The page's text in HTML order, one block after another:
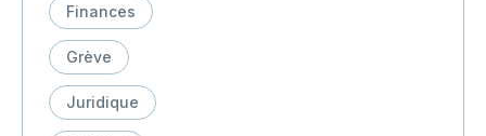
Finances
Grève
Juridique